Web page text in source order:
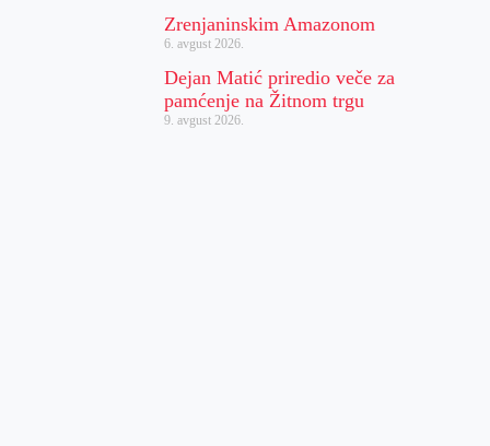
Zrenjaninskim Amazonom
6. avgust 2026.
Dejan Matić priredio veče za
pamćenje na Žitnom trgu
9. avgust 2026.